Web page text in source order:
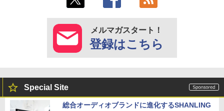
メルマガスタート！
登録はこちら
Special Site
総合オーディオブランドに進化するSHANLING